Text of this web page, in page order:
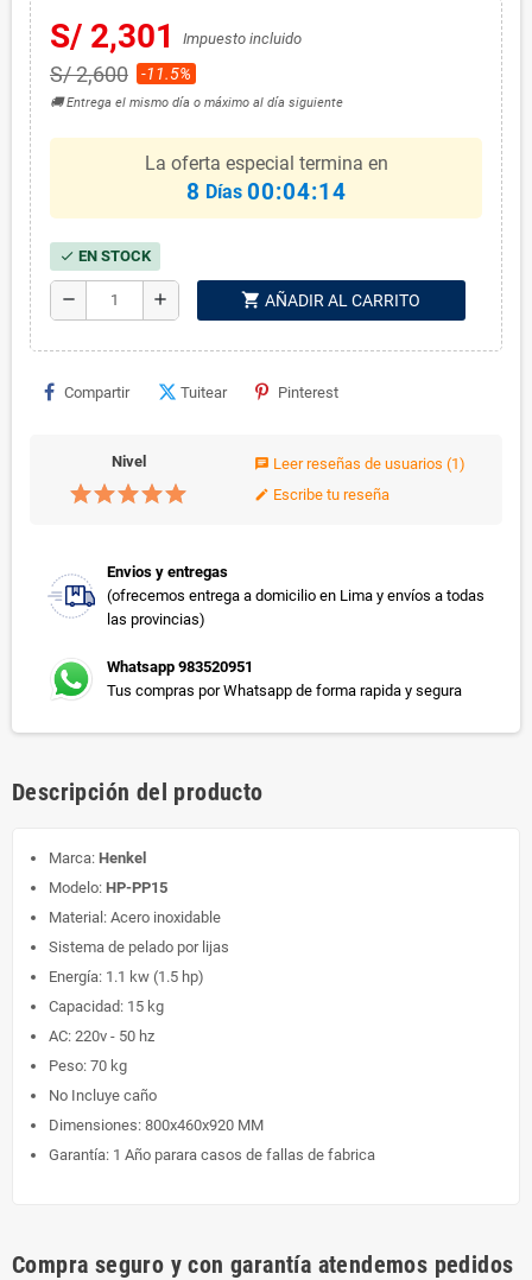
S/ 2,301 Impuesto incluido
S/ 2,600 -11.5%
🚚 Entrega el mismo día o máximo al día siguiente
La oferta especial termina en
8 Días 00:04:14
check EN STOCK
remove add shopping_cart AÑADIR AL CARRITO
Compartir Tuitear Pinterest
Nivel chat Leer reseñas de usuarios (1)
edit Escribe tu reseña
Envios y entregas
(ofrecemos entrega a domicilio en Lima y envíos a todas
las provincias)
Whatsapp 983520951
Tus compras por Whatsapp de forma rapida y segura
Descripción del producto
Marca: Henkel
Modelo: HP-PP15
Material: Acero inoxidable
Sistema de pelado por lijas
Energía: 1.1 kw (1.5 hp)
Capacidad: 15 kg
AC: 220v - 50 hz
Peso: 70 kg
No Incluye caño
Dimensiones: 800x460x920 MM
Garantía: 1 Año parara casos de fallas de fabrica
Compra seguro y con garantía atendemos pedidos